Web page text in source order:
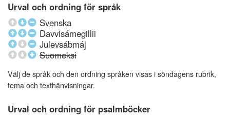
Urval och ordning för språk
Svenska
Davvisámegillii
Julevsábmáj
Suomeksi
Välj de språk och den ordning språken visas i söndagens rubrik,
tema och texthänvisningar.
Urval och ordning för psalmböcker